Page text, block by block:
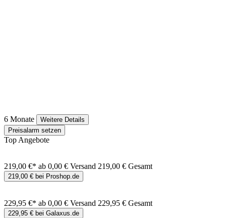
6 Monate
Weitere Details
Preisalarm setzen
Top Angebote
219,00 €* ab 0,00 € Versand 219,00 € Gesamt
219,00 € bei Proshop.de
229,95 €* ab 0,00 € Versand 229,95 € Gesamt
229,95 € bei Galaxus.de